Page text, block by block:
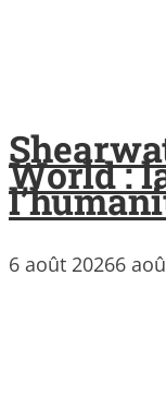
World :
6 août 20266